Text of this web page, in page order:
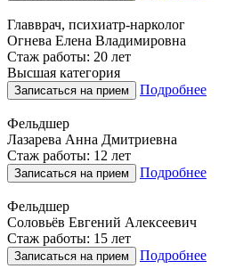
Главврач, психиатр-нарколог
Огнева Елена Владимировна
Стаж работы: 20 лет
Высшая категория
Записаться на прием Подробнее
Фельдшер
Лазарева Анна Дмитриевна
Стаж работы: 12 лет
Записаться на прием Подробнее
Фельдшер
Соловьёв Евгений Алексеевич
Стаж работы: 15 лет
Записаться на прием Подробнее